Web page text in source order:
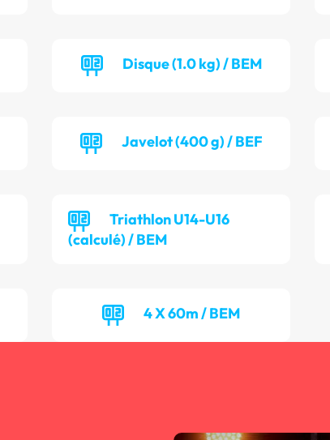
Disque (1.0 kg) / BEM
Javelot (400 g) / BEF
Triathlon U14-U16
(calculé) / BEM
4 X 60m / BEM